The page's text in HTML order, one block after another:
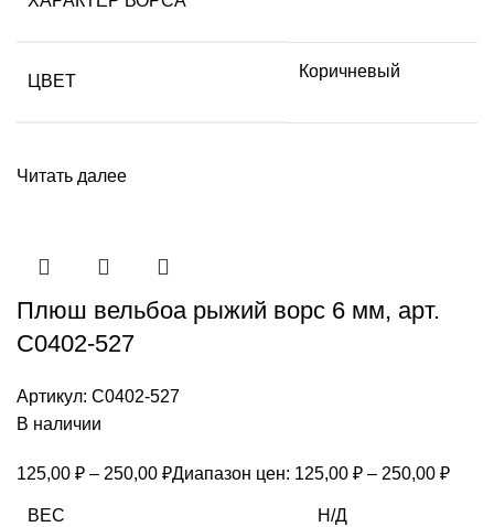
ЦВЕТ
Коричневый
Читать далее
Плюш вельбоа рыжий ворс 6 мм, арт.
С0402-527
Артикул: С0402-527
В наличии
125,00 ₽ – 250,00 ₽Диапазон цен: 125,00 ₽ – 250,00 ₽
ВЕС Н/Д